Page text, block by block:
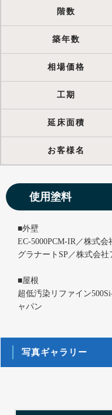
階数
築年数
相場価格
工期
延床面積
お客様名
使用塗料
■外壁
EC-5000PCM-IR／株式
グラナートSP／株式会
■屋根
超低汚染リファイン
ャパン
写真ギャラリー